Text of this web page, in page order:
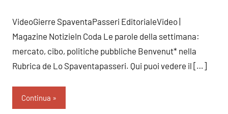
VideoGierre SpaventaPasseri EditorialeVideo |
Magazine NotizieIn Coda Le parole della settimana:
mercato, cibo, politiche pubbliche Benvenut* nella
Rubrica de Lo Spaventapasseri. Qui puoi vedere il […]
Continua